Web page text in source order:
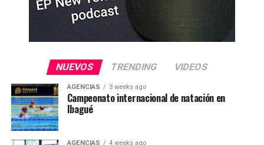
NUEVOS TRENDING VIDEOS
AGENCIAS 3 weeks ago
Campeonato internacional de natación en
Ibagué
AGENCIAS 4 weeks ago